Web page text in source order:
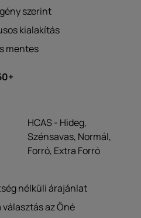
szerint
kialakítás
mentes
HCAS - Hideg,
Szénsavas, Normál,
Forró, Extra Forró
nélküli árajánlat
választás az Öné